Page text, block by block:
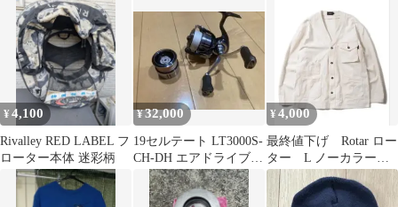
¥4,100
Rivalley RED LABEL フ
ローター本体 迷彩柄
¥32,000
19セルテート LT3000S-
CH-DH エアドライブロ
ーター
¥4,000
最終値下げ Rotar ロー
ター L ノーカラージ
ャケット